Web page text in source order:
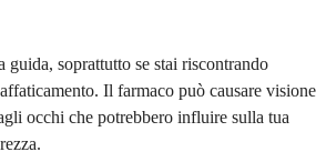
guida, soprattutto se stai riscontrando
Il farmaco può causare visione
occhi che potrebbero influire sulla tua